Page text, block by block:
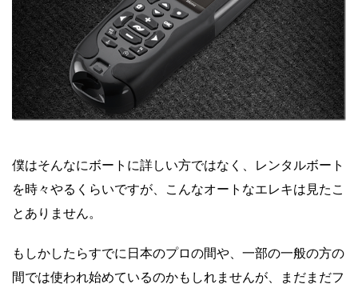
僕はそんなにボートに詳しい方ではなく、レンタルボート
を時々やるくらいですが、こんなオートなエレキは見たこ
とありません。
もしかしたらすでに日本のプロの間や、一部の一般の方の
間では使われ始めているのかもしれませんが、まだまだフ